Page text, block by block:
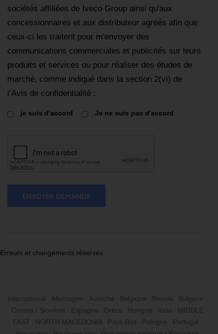
sociétés affiliées de Iveco Group ainsi qu'aux
concessionnaires et aux distributeur agréés afin que
ceux-ci les traitent pour m’envoyer des
communications commerciales et publicités sur leurs
produits et services ou pour réaliser des études de
marché, comme indiqué dans la section 2(vi) de
l’Avis de confidentialité :
je suis d'accord Je ne suis pas d'accord
ENVOYER DEMANDE
Erreurs et changements réservés.
International Allemagne Autriche Belgique Bosnia
Bulgarie
Croatie / Slovénie
Espagne Grèce Hongrie Italie
MIDDLE
EAST
NORTH MACEDONIA Pays-Bas Pologne
Portugal